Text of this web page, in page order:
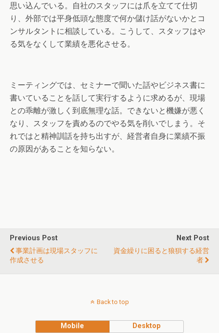
思い込んでいる。自社のスタッフには爪を立てて仕切
り、外部では平身低頭な態度で何か儲け話がないかとコ
ンサルタントに相談している。こうして、スタッフはや
る気をなくして業績を悪化させる。
ミーティングでは、セミナーで聞いた話やビジネス書に
書いていることを話して実行するように求めるが、現場
との乖離が激しく到底無理な話。できないと機嫌が悪く
なり、スタッフを責めるのでやる気を削いでしまう。そ
れではと精神訓話を持ち出すが、経営者自身に業績不振
の原因があることを知らない。
Previous Post
事業計画は現場スタッフに
作成させる
Next Post
資金繰りに困ると狼狽する経営
者
Back to top
Mobile Desktop